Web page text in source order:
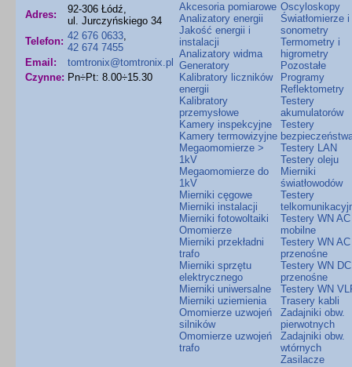
Adres:
92-306 Łódź,
ul. Jurczyńskiego 34
Telefon: 42 676 0633,
42 674 7455
Email:
tomtronix@tomtronix.pl
Czynne: Pn÷Pt: 8.00÷15.30
Akcesoria pomiarowe
Analizatory energii
Jakość energii i
instalacji
Analizatory widma
Generatory
Kalibratory liczników
energii
Kalibratory
przemysłowe
Kamery inspekcyjne
Kamery termowizyjne
Megaomomierze >
1kV
Megaomomierze do
1kV
Mierniki cęgowe
Mierniki instalacji
Mierniki fotowoltaiki
Omomierze
Mierniki przekładni
trafo
Mierniki sprzętu
elektrycznego
Mierniki uniwersalne
Mierniki uziemienia
Omomierze uzwojeń
silników
Omomierze uzwojeń
trafo
Oscyloskopy
Światłomierze i
sonometry
Termometry i
higrometry
Pozostałe
Programy
Reflektometry
Testery
akumulatorów
Testery
Testery LAN
Testery oleju
Mierniki
światłowodów
Testery
Testery WN AC
mobilne
Testery WN AC
przenośne
Testery WN DC
przenośne
Testery WN
Trasery kabli
Zadajniki obw.
pierwotnych
Zadajniki obw.
wtórnych
Zasilacze